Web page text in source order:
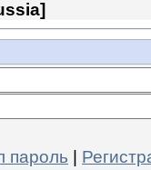
]
пароль |